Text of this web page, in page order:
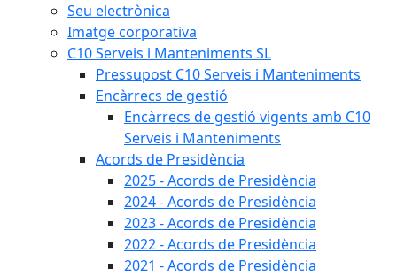
Seu electrònica
Imatge corporativa
C10 Serveis i Manteniments SL
Pressupost C10 Serveis i Manteniments
Encàrrecs de gestió
Encàrrecs de gestió vigents amb C10
Serveis i Manteniments
Acords de Presidència
2025 - Acords de Presidència
2024 - Acords de Presidència
2023 - Acords de Presidència
2022 - Acords de Presidència
2021 - Acords de Presidència